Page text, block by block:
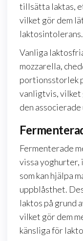
tillsätta laktas,
vilket gör dem
laktosintolerans.
Vanliga
mozzarella,
portionsstorlek
vanligtvis, vilket
den
Fermenterade
vissa
som kan hjälpa
uppblåsthet.
laktos på grund
vilket gör dem
känsliga för